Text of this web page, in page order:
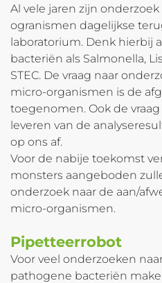
Al vele jaren zijn
ogranismen dagelijkse
laboratorium. Denk hierbij
bacteriën als Salmonella,
STEC. De vraag naar
micro-organismen is de
toegenomen. Ook de
leveren van de
op ons af.
Voor de nabije toekomst
monsters aangeboden
onderzoek naar de aan/
micro-organismen.
Pipetteerrobot
Voor veel onderzoeken
pathogene bacteriën